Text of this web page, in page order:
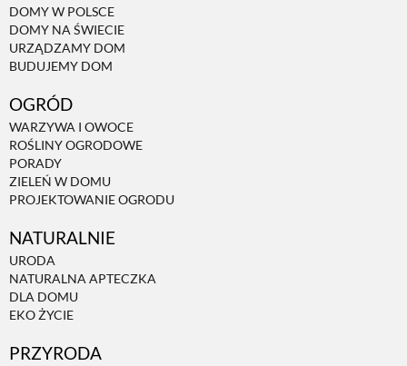
DOMY W POLSCE
DOMY NA ŚWIECIE
URZĄDZAMY DOM
BUDUJEMY DOM
OGRÓD
WARZYWA I OWOCE
ROŚLINY OGRODOWE
PORADY
ZIELEŃ W DOMU
PROJEKTOWANIE OGRODU
NATURALNIE
URODA
NATURALNA APTECZKA
DLA DOMU
EKO ŻYCIE
PRZYRODA